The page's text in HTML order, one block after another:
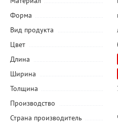
Форма
Вид продукта
Цвет
Длина
Ширина
Толщина
Производство
Страна производитель